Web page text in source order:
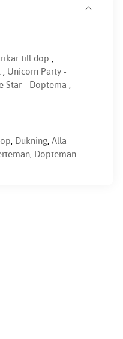
till dop ,
, Unicorn Party -
Star - Doptema ,
, Dukning, Alla
, Dopteman